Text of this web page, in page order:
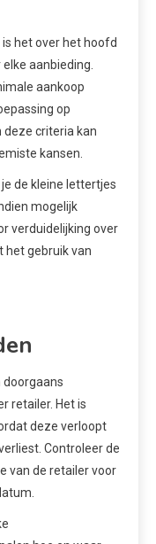
het over het hoofd
aanbieding.
aankoop
op
deze criteria kan
kansen.
de kleine lettertjes
mogelijk
verduidelijking over
het gebruik van
doorgaans
retailer. Het is
deze verloopt
Controleer de
van de retailer voor